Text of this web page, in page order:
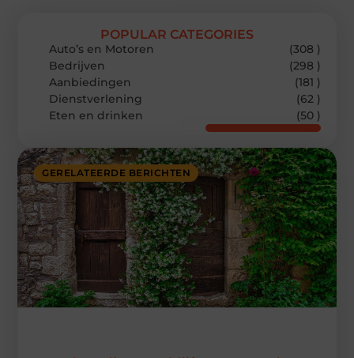
GERELATEERDE BERICHTEN
POPULAR CATEGORIES
Auto’s en Motoren
(308 )
Bedrijven
(298 )
Aanbiedingen
(181 )
Dienstverlening
(62 )
Eten en drinken
(50 )